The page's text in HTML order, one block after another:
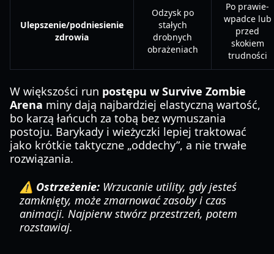
Ulepszenie/podniesienie
zdrowia
Odzysk po
stałych
drobnych
obrażeniach
Po prawie-
wpadce lub
przed
skokiem
trudności
W większości run postępu w Survive Zombie
Arena miny dają najbardziej elastyczną wartość,
bo karzą łańcuch za tobą bez wymuszania
postoju. Barykady i wieżyczki lepiej traktować
jako krótkie taktyczne „oddechy”, a nie trwałe
rozwiązania.
⚠️ Ostrzeżenie: Wrzucanie utility, gdy jesteś
zamknięty, może zmarnować zasoby i czas
animacji. Najpierw stwórz przestrzeń, potem
rozstawiaj.